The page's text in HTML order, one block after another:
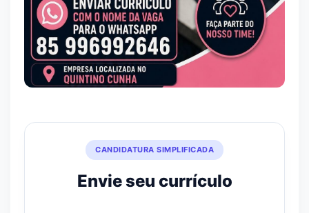
CANDIDATURA SIMPLIFICADA
Envie seu currículo